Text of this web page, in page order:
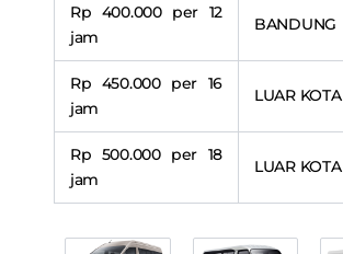
Rp 400.000 per 12
jam
BANDUNG
Rp 450.000 per 16
jam
LUAR KOTA
Rp 500.000 per 18
jam
LUAR KOTA